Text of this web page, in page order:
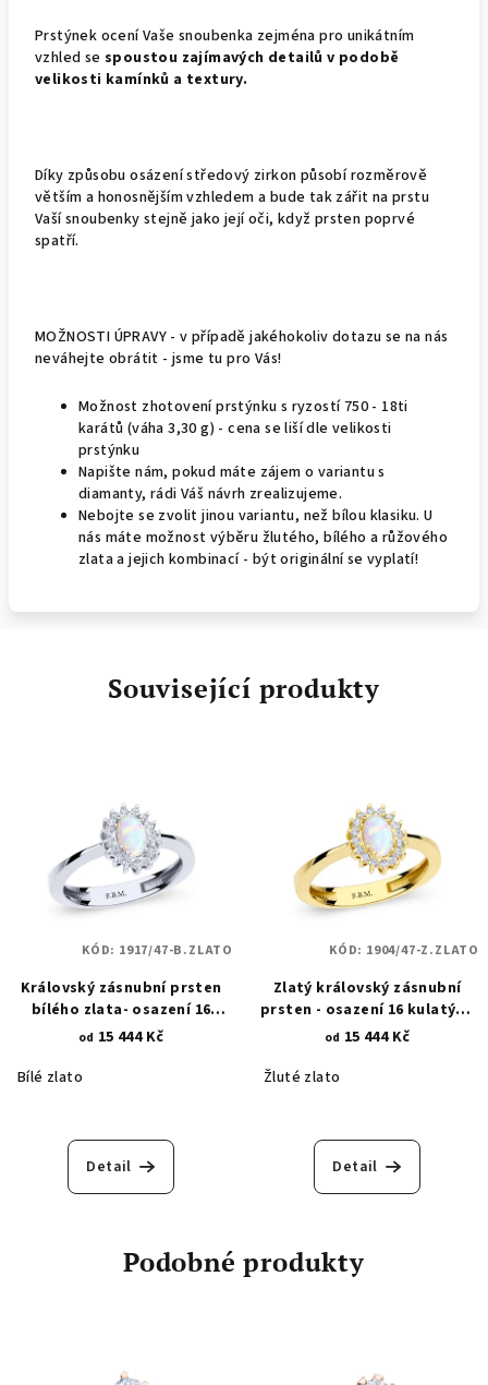
Prstýnek ocení Vaše snoubenka zejména pro unikátním
vzhled sespoustou zajímavých detailů v podobě
velikosti kamínků a textury.
Díky způsobu osázení středový zirkon působí rozměrově
větším a honosnějším vzhledem a bude tak zářit na prstu
Vaší snoubenky stejně jako její oči, když prsten poprvé
spatří.
MOŽNOSTI ÚPRAVY - v případě jakéhokoliv dotazu se na nás
neváhejte obrátit - jsme tu pro Vás!
Možnost zhotovení prstýnku s ryzostí 750 - 18ti
karátů (váha 3,30 g) - cena se liší dle velikosti
prstýnku
Napište nám, pokud máte zájem o variantu s
diamanty, rádi Váš návrh zrealizujeme.
Nebojte se zvolit jinou variantu, než bílou klasiku. U
nás máte možnost výběru žlutého, bílého a růžového
zlata a jejich kombinací - být originální se vyplatí!
Související produkty
Královský zásnubní prsten
bílého zlata- osazení 16
kulatými zirkony a oválného
od 15 444 Kč
Bílé zlato
Detail
KÓD: 1917/47-B.ZLATO
Zlatý královský zásnubní
prsten - osazení 16 kulatými
zirkony a oválným opálem
od 15 444 Kč
Žluté zlato
Detail
KÓD: 1904/47-Z.ZLATO
Podobné produkty